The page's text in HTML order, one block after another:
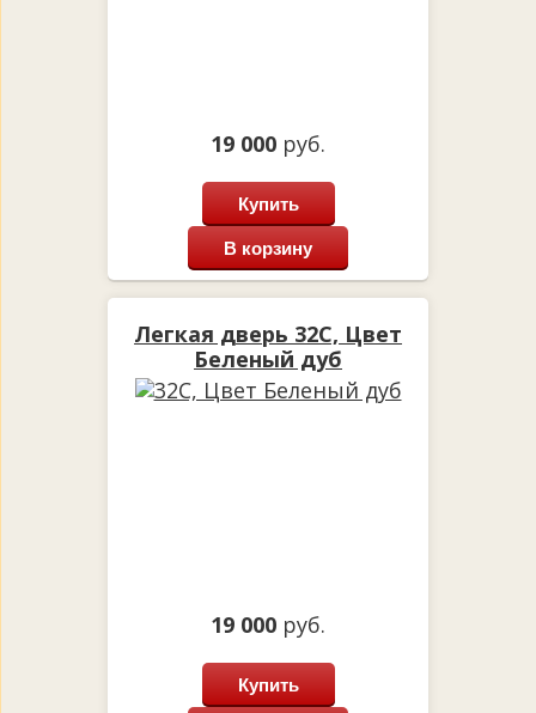
19 000 руб.
Купить
В корзину
Легкая дверь 32С, Цвет
Беленый дуб
19 000 руб.
Купить